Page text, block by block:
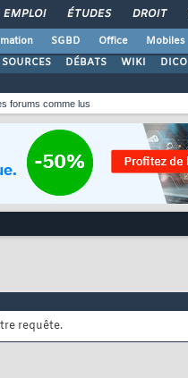
EMPLOI ÉTUDES DROIT
SGBD Office Mobiles
SOURCES DÉBATS WIKI DICO
forums comme lus
requête.